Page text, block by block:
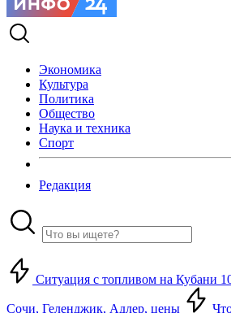
Экономика
Культура
Политика
Общество
Наука и техника
Спорт
Редакция
Ситуация с топливом на Кубани
Сочи, Геленджик, Адлер, цены